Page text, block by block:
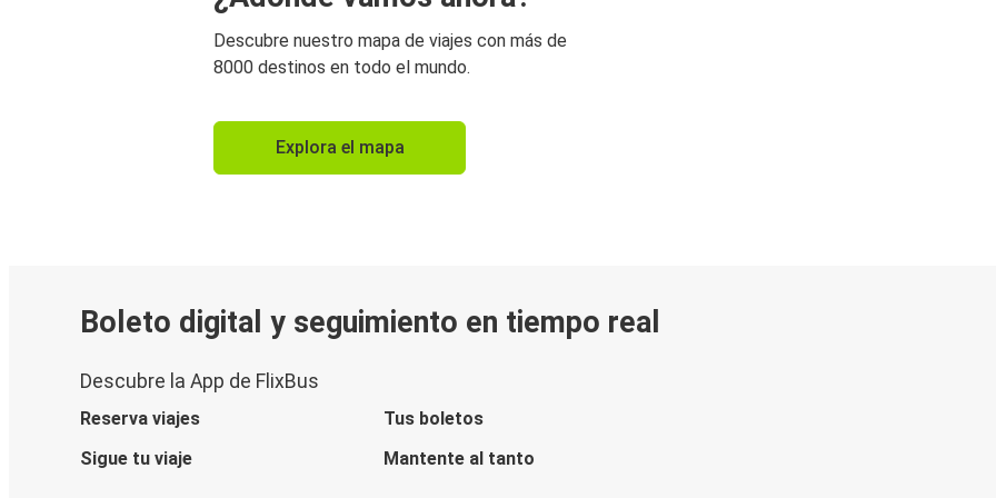
Descubre nuestro mapa de viajes con más de
8000 destinos en todo el mundo.
Explora el mapa
Boleto digital y seguimiento en tiempo real
Descubre la App de FlixBus
Reserva viajes
Tus boletos
Sigue tu viaje
Mantente al tanto